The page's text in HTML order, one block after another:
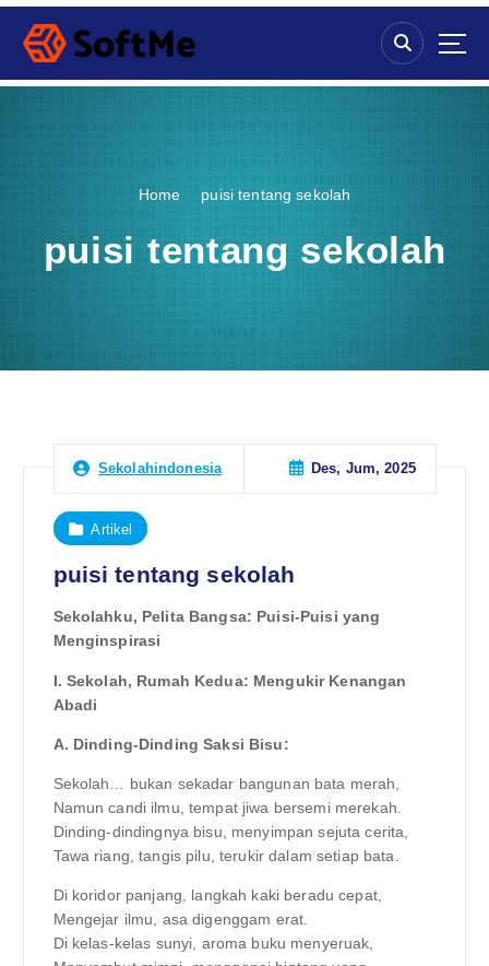
S
p
Home puisi tentang sekolah
puisi tentang sekolah
Sekolahindonesia Des, Jum, 2025
Artikel
puisi tentang sekolah
Sekolahku, Pelita Bangsa: Puisi-Puisi yang
Menginspirasi
I. Sekolah, Rumah Kedua: Mengukir Kenangan
Abadi
A. Dinding-Dinding Saksi Bisu:
Sekolah… bukan sekadar bangunan bata merah,
Namun candi ilmu, tempat jiwa bersemi merekah.
Dinding-dindingnya bisu, menyimpan sejuta cerita,
Tawa riang, tangis pilu, terukir dalam setiap bata.
Di koridor panjang, langkah kaki beradu cepat,
Mengejar ilmu, asa digenggam erat.
Di kelas-kelas sunyi, aroma buku menyeruak,